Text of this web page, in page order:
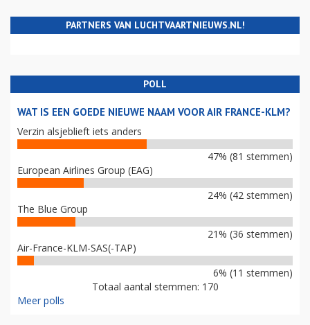
PARTNERS VAN LUCHTVAARTNIEUWS.NL!
POLL
WAT IS EEN GOEDE NIEUWE NAAM VOOR AIR FRANCE-KLM?
Verzin alsjeblieft iets anders
47% (81 stemmen)
European Airlines Group (EAG)
24% (42 stemmen)
The Blue Group
21% (36 stemmen)
Air-France-KLM-SAS(-TAP)
6% (11 stemmen)
Totaal aantal stemmen: 170
Meer polls